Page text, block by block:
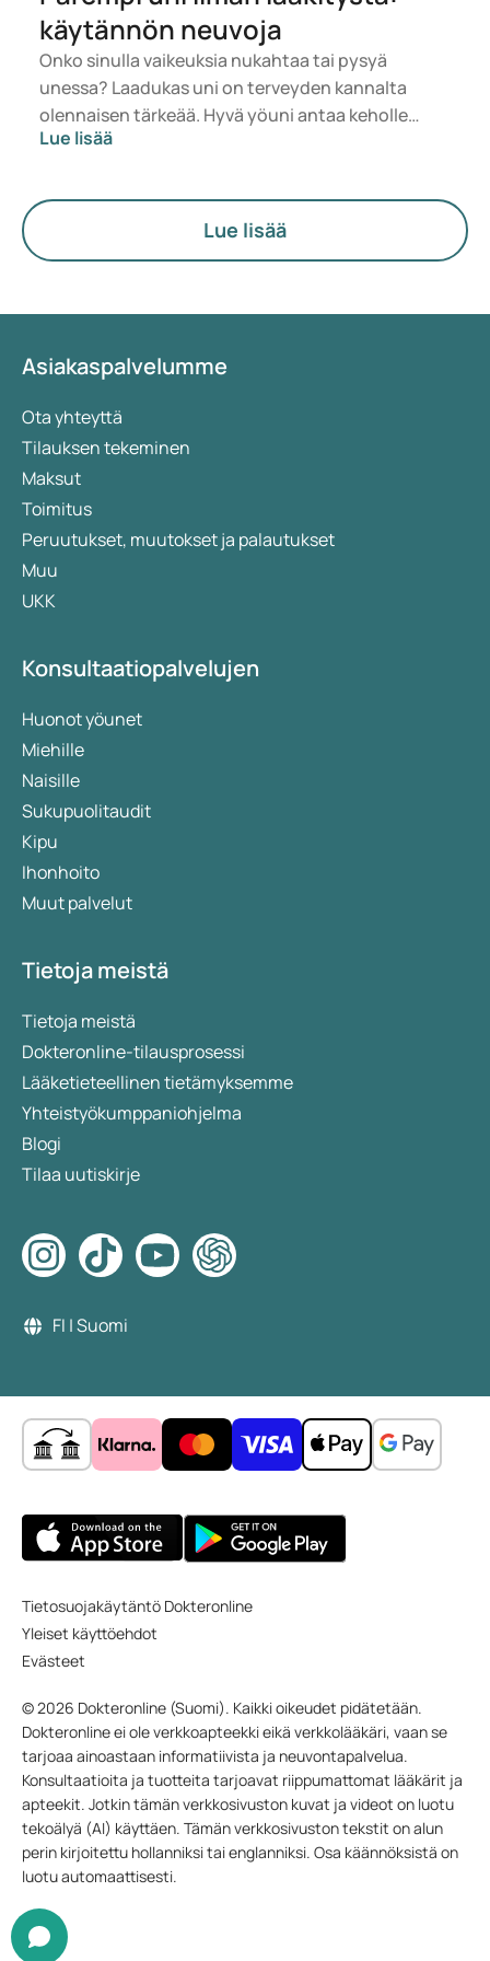
käytännön neuvoja
Onko sinulla vaikeuksia nukahtaa tai pysyä
unessa? Laadukas uni on terveyden kannalta
olennaisen tärkeää. Hyvä yöuni antaa keholle
mahdollisuuden palautua päivästä henkisesti ja
vaikuttaa muun muassa ajattelukykyyn,
mielialaan, sydämeen ja immuunijärjestelmään
sekä lisätä sairauksien riskiä. Hyvä uni on
artikkelissa selvitämme tarkemmin, mitä hyvä uni
Lue lisää
Lue lisää
Asiakaspalvelumme
Ota yhteyttä
Tilauksen tekeminen
Maksut
Toimitus
Peruutukset, muutokset ja palautukset
Muu
UKK
Konsultaatiopalvelujen
Huonot yöunet
Miehille
Naisille
Sukupuolitaudit
Kipu
Ihonhoito
Muut palvelut
Tietoja meistä
Tietoja meistä
Dokteronline-tilausprosessi
Lääketieteellinen tietämyksemme
Yhteistyökumppaniohjelma
Blogi
Tilaa uutiskirje
FI | Suomi
Tietosuojakäytäntö Dokteronline
Yleiset käyttöehdot
Evästeet
© 2026 Dokteronline (Suomi). Kaikki oikeudet pidätetään.
Dokteronline ei ole verkkoapteekki eikä verkkolääkäri, vaan se
tarjoaa ainoastaan informatiivista ja neuvontapalvelua.
Konsultaatioita ja tuotteita tarjoavat riippumattomat lääkärit ja
apteekit. Jotkin tämän verkkosivuston kuvat ja videot on luotu
tekoälyä (AI) käyttäen. Tämän verkkosivuston tekstit on alun
perin kirjoitettu hollanniksi tai englanniksi. Osa käännöksistä on
luotu automaattisesti.